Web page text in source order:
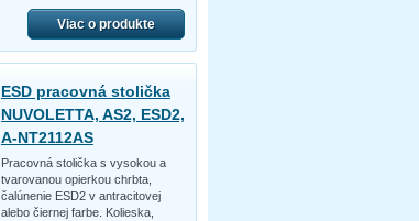
Viac o produkte
ESD pracovná stolička
NUVOLETTA, AS2, ESD2,
A-NT2112AS
Pracovná stolička s vysokou a
tvarovanou opierkou chrbta,
čalúnenie ESD2 v antracitovej
alebo čiernej farbe. Kolieska,